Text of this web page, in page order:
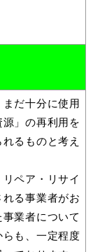
別早見表
だ十分に使用
」の再利用を
るものと考え
ペア・リサイ
る事業者がお
業者について
も、一定程度